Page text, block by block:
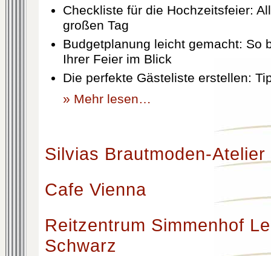
Checkliste für die Hochzeitsfeier:
großen Tag
Budgetplanung leicht gemacht: So
Ihrer Feier im Blick
Die perfekte Gästeliste erstellen:
» Mehr lesen…
Silvias Brautmoden-Atelier
Cafe Vienna
Reitzentrum Simmenhof
Schwarz